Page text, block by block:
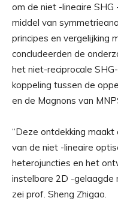
om de niet -lineaire
middel van
principes en vergelijking
concludeerden de
het niet-reciprocale
koppeling tussen de
en de Magnons van
“Deze ontdekking
van de niet -lineaire
heterojuncties en het
instelbare 2D -gelaagde
zei prof. Sheng Zhigao.